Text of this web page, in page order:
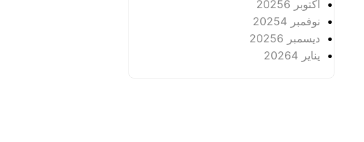
أكتوبر 2025 6
نوفمبر 2025 4
ديسمبر 2025 6
يناير 2026 4